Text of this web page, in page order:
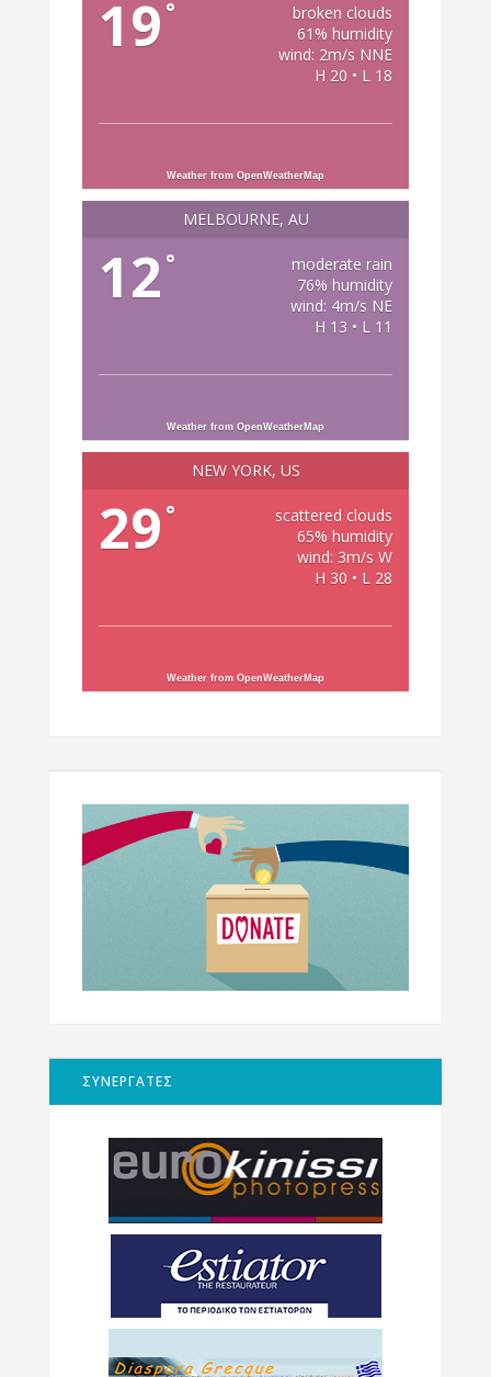
19 °
broken clouds
61% humidity
wind: 2m/s NNE
H 20 • L 18
Weather from OpenWeatherMap
MELBOURNE, AU
12 °
moderate rain
76% humidity
wind: 4m/s NE
H 13 • L 11
Weather from OpenWeatherMap
NEW YORK, US
29 °
scattered clouds
65% humidity
wind: 3m/s W
H 30 • L 28
Weather from OpenWeatherMap
ΣΥΝΕΡΓΑΤΕΣ